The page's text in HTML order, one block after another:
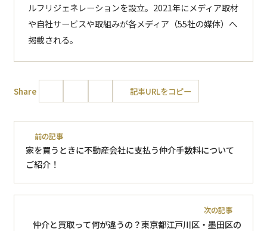
ルフリジェネレーションを設立。2021年にメディア取材
や自社サービスや取組みが各メディア（55社の媒体）へ
掲載される。
Share 記事URLをコピー
前の記事
家を買うときに不動産会社に支払う仲介手数料について
ご紹介！
次の記事
仲介と買取って何が違うの？東京都江戸川区・墨田区の